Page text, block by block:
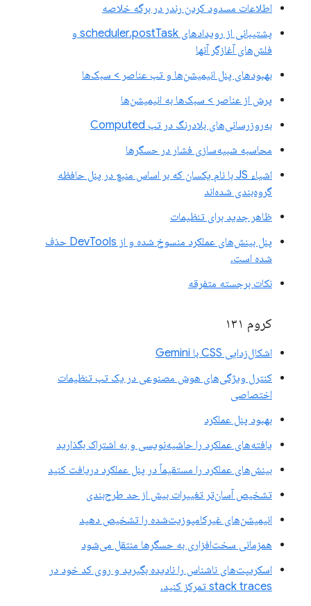
اطلاعات مسدود کردن رندر در برگه خلاصه
پشتیبانی از رویدادهای scheduler.postTask و
فلش‌های آغازگر آنها
بهبودهای پنل انیمیشن‌ها و تب عناصر > سبک‌ها
پرش از عناصر > سبک‌ها به انیمیشن‌ها
به‌روزرسانی‌های بلادرنگ در تب Computed
محاسبه شبیه‌سازی فشار در حسگرها
اشیاء JS با نام یکسان که بر اساس منبع در پنل حافظه
گروه‌بندی شده‌اند
ظاهر جدید برای تنظیمات
پنل بینش‌های عملکرد منسوخ شده و از DevTools حذف
شده است.
نکات برجسته متفرقه
کروم ۱۳۱
اشکال‌زدایی CSS با Gemini
کنترل ویژگی‌های هوش مصنوعی در یک تب تنظیمات
اختصاصی
بهبود پنل عملکرد
یافته‌های عملکرد را حاشیه‌نویسی و به اشتراک بگذارید
بینش‌های عملکرد را مستقیماً در پنل عملکرد دریافت کنید
تشخیص آسان‌تر تغییرات بیش از حد طرح‌بندی
انیمیشن‌های غیرکامپوزیت‌شده را تشخیص دهید
همزمانی سخت‌افزاری به حسگرها منتقل می‌شود
اسکریپت‌های ناشناس را نادیده بگیرید و روی کد خود در
stack traces تمرکز کنید.